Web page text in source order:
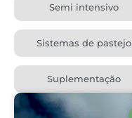
Semi intensivo
Sistemas de pastejo
Suplementação